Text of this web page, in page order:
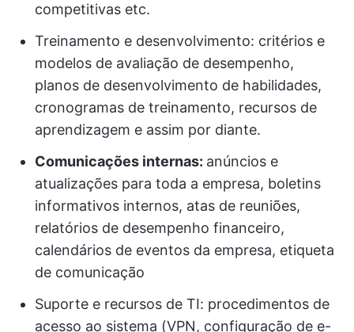
competitivas etc.
Treinamento e desenvolvimento: critérios e
modelos de avaliação de desempenho,
planos de desenvolvimento de habilidades,
cronogramas de treinamento, recursos de
aprendizagem e assim por diante.
Comunicações internas: anúncios e
atualizações para toda a empresa, boletins
informativos internos, atas de reuniões,
relatórios de desempenho financeiro,
calendários de eventos da empresa, etiqueta
de comunicação
Suporte e recursos de TI: procedimentos de
acesso ao sistema (VPN, configuração de e-